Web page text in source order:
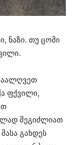
ნაზი. თუ ცომი
ფქვილი,
შეგიძლიათ
გახდეს